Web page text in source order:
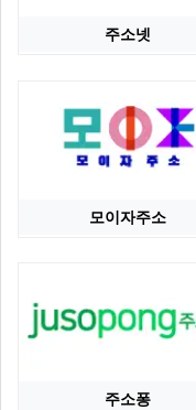
주소넷
모이자주소
주소퐁